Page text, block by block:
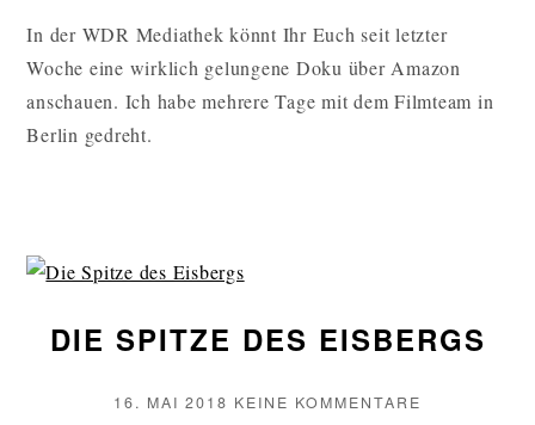
–
DOKU
IM
In der WDR Mediathek könnt Ihr Euch seit letzter
Woche eine wirklich gelungene Doku über Amazon
anschauen. Ich habe mehrere Tage mit dem Filmteam in
Berlin gedreht.
DIE SPITZE DES EISBERGS
VERÖFFENTLICHT
16. MAI 2018 KEINE KOMMENTARE